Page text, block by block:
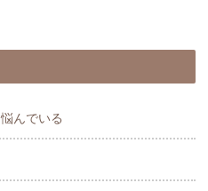
んでいる